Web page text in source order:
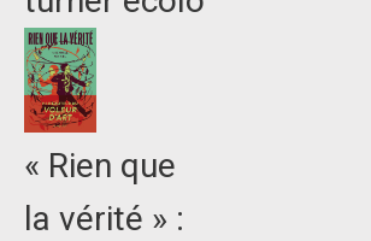
« Rien que
la vérité » :